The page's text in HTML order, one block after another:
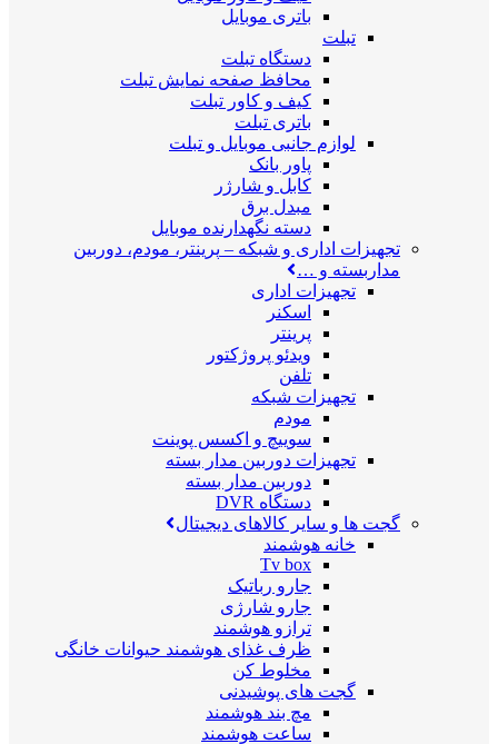
باتری موبایل
تبلت
دستگاه تبلت
محافظ صفحه نمایش تبلت
کیف و کاور تبلت
باتری تبلت
لوازم جانبی موبایل و تبلت
پاور بانک
کابل و شارژر
مبدل برق
دسته نگهدارنده موبایل
تجهیزات اداری و شبکه – پرینتر، مودم، دوربین
مداربسته و …
تجهیزات اداری
اسکنر
پرینتر
ویدئو پروژکتور
تلفن
تجهیزات شبکه
مودم
سوییچ و اکسس پوینت
تجهیزات دوربین مدار بسته
دوربین مدار بسته
دستگاه DVR
گجت ها و سایر کالاهای دیجیتال
خانه هوشمند
Tv box
جارو رباتیک
جارو شارژی
ترازو هوشمند
ظرف غذای هوشمند حیوانات خانگی
مخلوط کن
گجت های پوشیدنی
مچ بند هوشمند
ساعت هوشمند